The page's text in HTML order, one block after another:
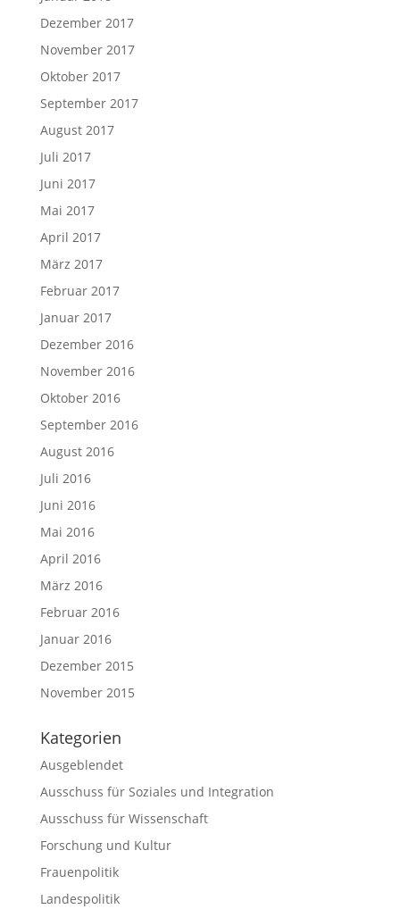
Dezember 2017
November 2017
Oktober 2017
September 2017
August 2017
Juli 2017
Juni 2017
Mai 2017
April 2017
März 2017
Februar 2017
Januar 2017
Dezember 2016
November 2016
Oktober 2016
September 2016
August 2016
Juli 2016
Juni 2016
Mai 2016
April 2016
März 2016
Februar 2016
Januar 2016
Dezember 2015
November 2015
Kategorien
Ausgeblendet
Ausschuss für Soziales und Integration
Ausschuss für Wissenschaft
Forschung und Kultur
Frauenpolitik
Landespolitik